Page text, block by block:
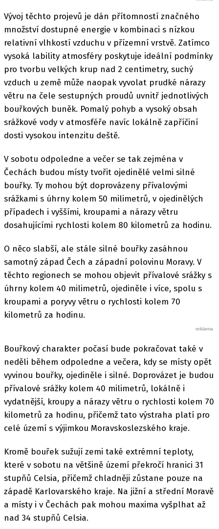
Vývoj těchto projevů je dán přítomností značného
množství dostupné energie v kombinaci s nízkou
relativní vlhkostí vzduchu v přízemní vrstvě. Zatímco
vysoká lability atmosféry poskytuje ideální podmínky
pro tvorbu velkých krup nad 2 centimetry, suchý
vzduch u země může naopak vyvolat prudké nárazy
větru na čele sestupných proudů uvnitř jednotlivých
bouřkových buněk. Pomalý pohyb a vysoký obsah
srážkové vody v atmosféře navíc lokálně zapříčiní
dosti vysokou intenzitu deště.
V sobotu odpoledne a večer se tak zejména v
Čechách budou místy tvořit ojedinělé velmi silné
bouřky. Ty mohou být doprovázeny přívalovými
srážkami s úhrny kolem 50 milimetrů, v ojedinělých
případech i vyššími, kroupami a nárazy větru
dosahujícími rychlosti kolem 80 kilometrů za hodinu.
O něco slabší, ale stále silné bouřky zasáhnou
samotný západ Čech a západní polovinu Moravy. V
těchto regionech se mohou objevit přívalové srážky s
úhrny kolem 40 milimetrů, ojediněle i více, spolu s
kroupami a poryvy větru o rychlosti kolem 70
kilometrů za hodinu.
Bouřkový charakter počasí bude pokračovat také v
neděli během odpoledne a večera, kdy se místy opět
vyvinou bouřky, ojediněle i silné. Doprovázet je budou
přívalové srážky kolem 40 milimetrů, lokálně i
vydatnější, kroupy a nárazy větru o rychlosti kolem 70
kilometrů za hodinu, přičemž tato výstraha platí pro
celé území s výjimkou Moravskoslezského kraje.
Kromě bouřek sužují zemi také extrémní teploty,
které v sobotu na většině území překročí hranici 31
stupňů Celsia, přičemž chladněji zůstane pouze na
západě Karlovarského kraje. Na jižní a střední Moravě
a místy i v Čechách pak mohou maxima vyšplhat až
nad 34 stupňů Celsia.